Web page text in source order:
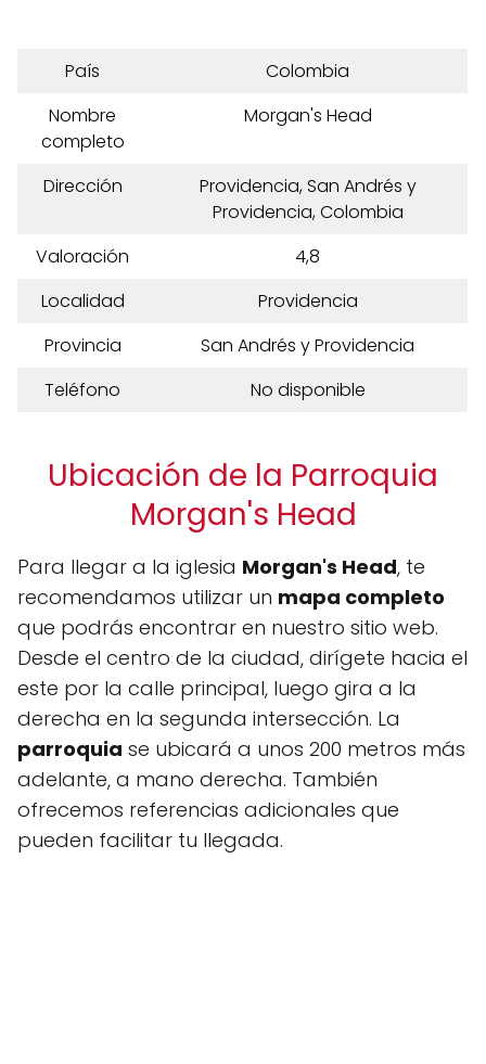
País
Colombia
Nombre
completo
Morgan's Head
Dirección
Providencia, San Andrés y
Providencia, Colombia
Valoración
4,8
Localidad
Providencia
Provincia
San Andrés y Providencia
Teléfono
No disponible
Ubicación de la Parroquia
Morgan's Head
Para llegar a la iglesia Morgan's Head, te
recomendamos utilizar un mapa completo
que podrás encontrar en nuestro sitio web.
Desde el centro de la ciudad, dirígete hacia el
este por la calle principal, luego gira a la
derecha en la segunda intersección. La
parroquia se ubicará a unos 200 metros más
adelante, a mano derecha. También
ofrecemos referencias adicionales que
pueden facilitar tu llegada.